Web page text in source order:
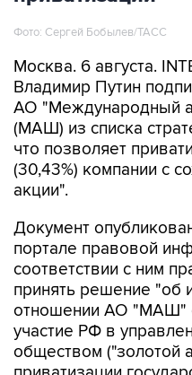
Москва. 6 августа.
Владимир Путин
АО "Международный
(МАШ) из списка
что позволяет
(30,43%) компании с
акции".